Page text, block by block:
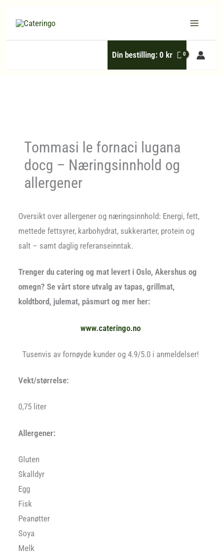
Din bestilling:0 kr
Tommasi le fornaci lugana
docg – Næringsinnhold og
allergener
Oversikt over allergener og næringsinnhold: Energi, fett,
mettede fettsyrer, karbohydrat, sukkerarter, protein og
salt – samt daglig referanseinntak.
Trenger du catering og mat levert i Oslo, Akershus og
omegn? Se vårt store utvalg av tapas, grillmat,
koldtbord, julemat, påsmurt og mer her:
www.cateringo.no
Tusenvis av fornøyde kunder og 4.9/5.0 i anmeldelser!
Vekt/størrelse:
0,75 liter
Allergener:
Gluten
Skalldyr
Egg
Fisk
Peanøtter
Soya
Melk